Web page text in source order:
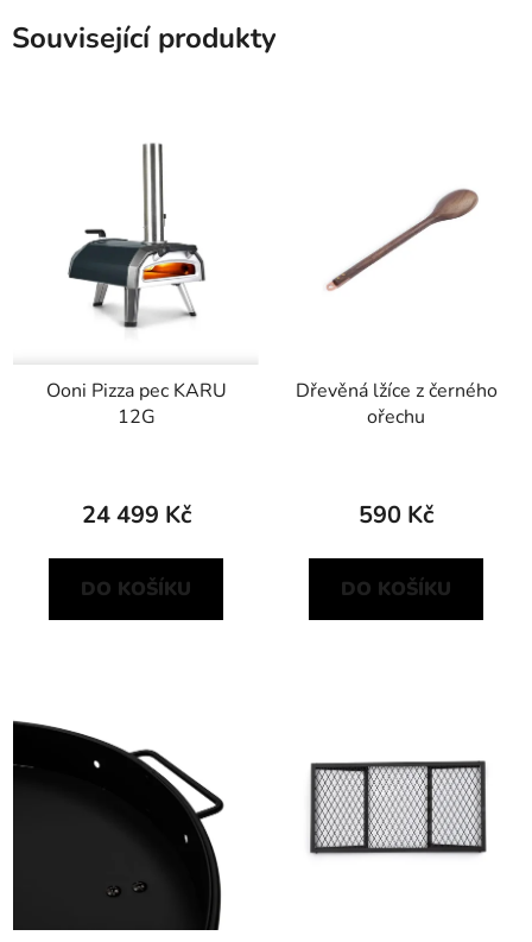
Související produkty
Ooni Pizza pec KARU
12G
24 499 Kč
DO KOŠÍKU
Dřevěná lžíce z černého
ořechu
590 Kč
DO KOŠÍKU